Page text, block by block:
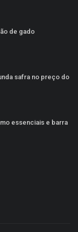
de gado
safra no preço do
essenciais e barra